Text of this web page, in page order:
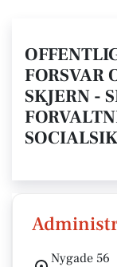
FORSVAR
SKJERN -
Nygade 56